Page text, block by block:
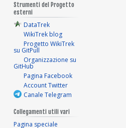
Strumenti del Progetto
esterni
DataTrek
WikiTrek blog
Progetto WikiTrek
su GitPull
Organizzazione su
GitHub
Pagina Facebook
Account Twitter
Canale Telegram
Collegamenti utili vari
Pagina speciale